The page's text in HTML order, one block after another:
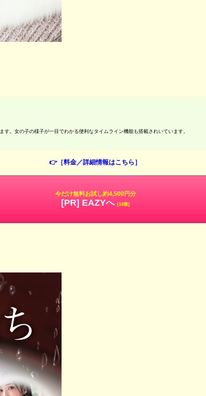
。女の子の様子が一目でわかる便利なタイムライン機能も搭載されいています。
👉［料金／詳細情報はこちら］
今だけ無料お試し約4,500円分
[PR] EAZYへ [18禁]